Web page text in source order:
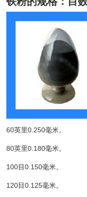
60英里0.250毫米。
80英里0.180毫米。
100目0.150毫米。
120目0.125毫米。